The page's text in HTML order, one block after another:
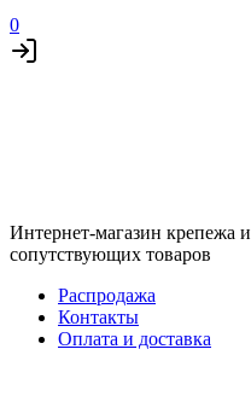
0
Интернет-магазин крепежа и
сопутствующих товаров
Распродажа
Контакты
Оплата и доставка